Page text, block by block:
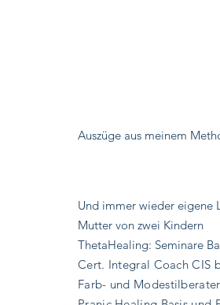
Auszüge aus meinem
Und immer wieder eigene
Mutter von zwei Kindern
ThetaHealing: Seminare
Cert. Integral Coach CIS
Farb- und